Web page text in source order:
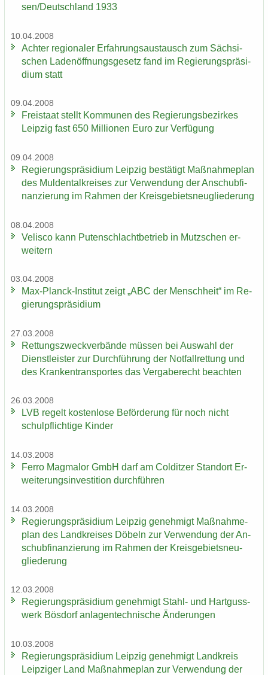
sen/Deutsch­land 1933
10.04.2008
Ach­ter re­gio­na­ler Er­fah­rungs­aus­tausch zum Säch­si­
schen La­den­öff­nungs­ge­setz fand im Re­gie­rungs­prä­si­
di­um statt
09.04.2008
Frei­staat stellt Kom­mu­nen des Re­gie­rungs­be­zir­kes
Leip­zig fast 650 Mil­lio­nen Euro zur Ver­fü­gung
09.04.2008
Re­gie­rungs­prä­si­di­um Leip­zig be­stä­tigt Maß­nah­me­plan
des Mul­den­tal­krei­ses zur Ver­wen­dung der An­schub­fi­
nan­zie­rung im Rah­men der Kreis­ge­biets­neu­glie­de­rung
08.04.2008
Ve­lis­co kann Pu­ten­schlacht­be­trieb in Mutz­schen er­
wei­tern
03.04.2008
Max-​Planck-Institut zeigt „ABC der Mensch­heit“ im Re­
gie­rungs­prä­si­di­um
27.03.2008
Ret­tungs­zweck­ver­bän­de müs­sen bei Aus­wahl der
Dienst­leis­ter zur Durch­füh­rung der Not­fall­ret­tung und
des Kran­ken­trans­por­tes das Ver­ga­be­recht be­ach­ten
26.03.2008
LVB re­gelt kos­ten­lo­se Be­för­de­rung für noch nicht
schul­pflich­ti­ge Kin­der
14.03.2008
Ferro Mag­ma­lor GmbH darf am Col­dit­zer Stand­ort Er­
wei­te­rungs­in­ves­ti­ti­on durch­füh­ren
14.03.2008
Re­gie­rungs­prä­si­di­um Leip­zig ge­neh­migt Maß­nah­me­
plan des Land­krei­ses Dö­beln zur Ver­wen­dung der An­
schub­fi­nan­zie­rung im Rah­men der Kreis­ge­biets­neu­
glie­de­rung
12.03.2008
Re­gie­rungs­prä­si­di­um ge­neh­migt Stahl-​ und Hart­guss­
werk Bös­dorf an­la­gen­tech­ni­sche Än­de­run­gen
10.03.2008
Re­gie­rungs­prä­si­di­um Leip­zig ge­neh­migt Land­kreis
Leip­zi­ger Land Maß­nah­me­plan zur Ver­wen­dung der